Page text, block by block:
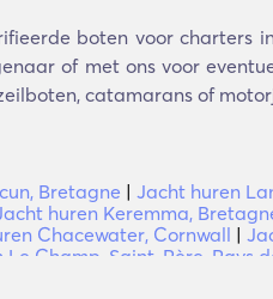
boten voor charters
of met ons voor
catamarans of
Bretagne | Jacht huren
huren Keremma,
Chacewater, Cornwall |
Le Champ-Saint-Père, Pays